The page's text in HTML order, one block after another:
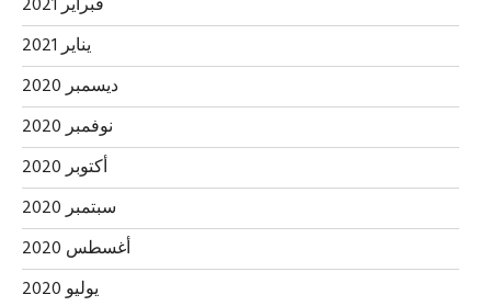
فبراير 2021
يناير 2021
ديسمبر 2020
نوفمبر 2020
أكتوبر 2020
سبتمبر 2020
أغسطس 2020
يوليو 2020